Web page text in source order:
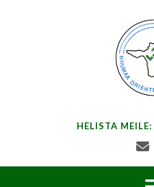
HELISTA MEILE: